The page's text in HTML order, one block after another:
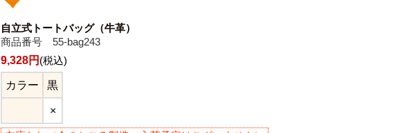
自立式トートバッグ（牛革）
商品番号 55-bag243
9,328円 (税込)
カラー 黒
×